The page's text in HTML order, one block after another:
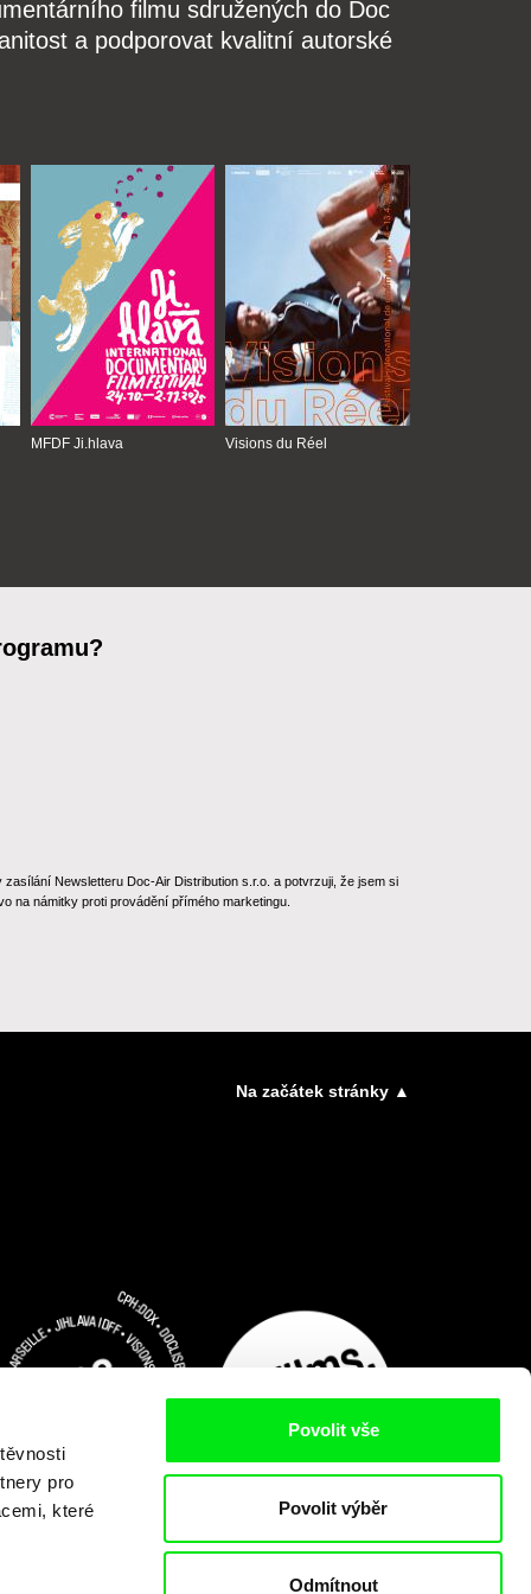
pro
které
Povolit vše
Povolit výběr
Odmítnout
filmu sdružených do Doc
a podporovat kvalitní autorské
MFDF Ji.hlava Visions du Réel
Newsletteru Doc-Air Distribution s.r.o. a potvrzuji, že jsem si
na námitky proti provádění přímého marketingu.
Na začátek stránky ▲